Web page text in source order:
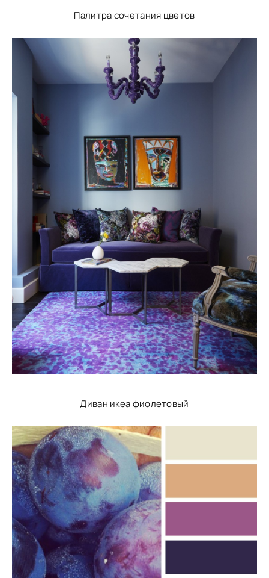
Палитра сочетания цветов
Диван икеа фиолетовый